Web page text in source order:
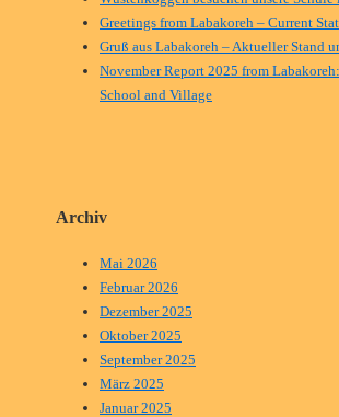
Greetings from Labakoreh – Current
Gruß aus Labakoreh – Aktueller Stand
November Report 2025 from
School and Village
Archiv
Mai 2026
Februar 2026
Dezember 2025
Oktober 2025
September 2025
März 2025
Januar 2025